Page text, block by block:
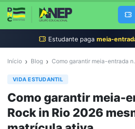
Estudante paga meia-
Início › Blog › Como garantir
VIDA ESTUDANTIL
Como garantir meia-
Rock in Rio 2026